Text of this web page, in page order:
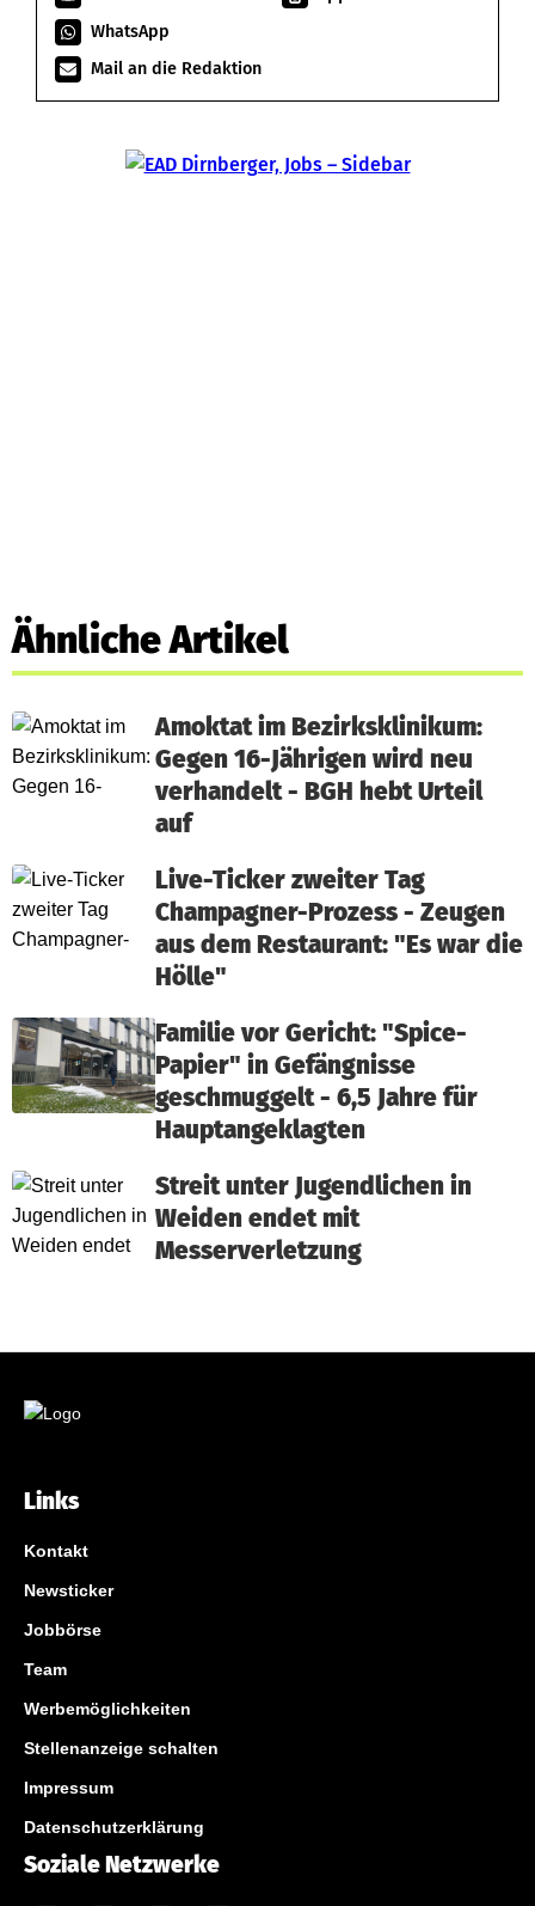
WhatsApp
Mail an die Redaktion
Ähnliche Artikel
Amoktat im Bezirksklinikum:
Gegen 16-Jährigen wird neu
verhandelt - BGH hebt Urteil
auf
Live-Ticker zweiter Tag
Champagner-Prozess - Zeugen
aus dem Restaurant: "Es war die
Hölle"
Familie vor Gericht: "Spice-
Papier" in Gefängnisse
geschmuggelt - 6,5 Jahre für
Hauptangeklagten
Streit unter Jugendlichen in
Weiden endet mit
Messerverletzung
Links
Kontakt
Newsticker
Jobbörse
Team
Werbemöglichkeiten
Stellenanzeige schalten
Impressum
Datenschutzerklärung
Soziale Netzwerke